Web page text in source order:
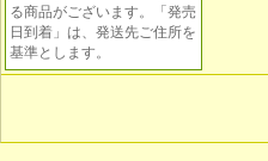
る商品がございます。「発売
日到着」は、発送先ご住所を
基準とします。